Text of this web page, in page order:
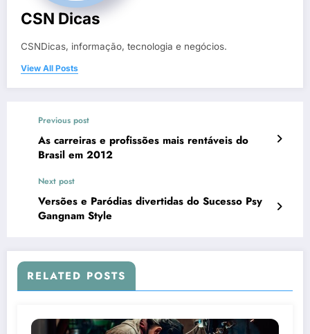
CSN Dicas
CSNDicas, informação, tecnologia e negócios.
View All Posts
Previous post
As carreiras e profissões mais rentáveis do
Brasil em 2012
Next post
Versões e Paródias divertidas do Sucesso Psy
Gangnam Style
RELATED POSTS